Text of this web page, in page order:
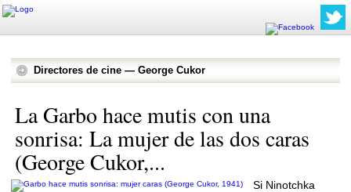
Directores de cine — George Cukor
La Garbo hace mutis con una
sonrisa: La mujer de las dos caras
(George Cukor,...
Si Ninotchka